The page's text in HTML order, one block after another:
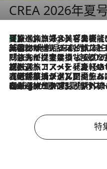
CREA 2026年夏
4 Hours Ago
【厳選旅コスメ】「多機能アイテムがメイン！」旅好き美容エディターが選んだ夏旅ベストコスメを発表【Mサイズジップ】
2026.8.6
「荷物が増えるほど旅ストレスは増す」美容ジャーナリストがたどり着いた最終結論。“化粧品を劇的に減らす”感動の凝縮美容とは
2026.8.6
「旅先には金髪ウィッグを持参」日本と同じメイクでは損してる!? 美容ジャーナ
2026.8.6
【厳選旅コスメ】「身軽さ＆UV対策重視！」ヘアアーティストshucoが選んだ夏旅ベストコスメを発表【Mサイズジップ】
2026.8.5
【厳選旅コスメ】国内をあちこち移動する河井菜摘が選んだ夏旅ベストコスメ発表！「リラックスアイテムはマスト」【Mサイズジップ】
2026.8.4
【厳選旅コスメ】「紫外線＆乾燥対策しながらメイク感も！」ヘア＆メイクGeorgeが選んだ夏旅ベストコスメを発表！【Mサイズジップ】
特